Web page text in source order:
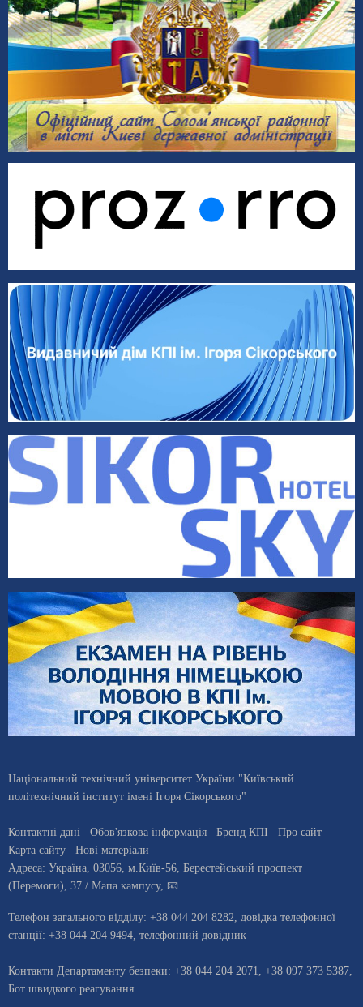
Національний технічний університет України "Київський
політехнічний інститут імені Ігоря Сікорського"
Контактні дані Обов'язкова інформація Бренд КПІ
Про сайт
Карта сайту
Нові матеріали
Адреса: Україна 03056 , м. Київ-56, Берестейський проспект
(Перемоги), 37 / Мапа кампусу, 📧
Телефон загального відділу: +38 044 204 8282 , довiдка телефонної
станцiї: +38 044 204 9494 телефонний довідник
Контакти Департаменту безпеки: +38 044 204 2071, +38 097 373 5387,
Бот швидкого реагування